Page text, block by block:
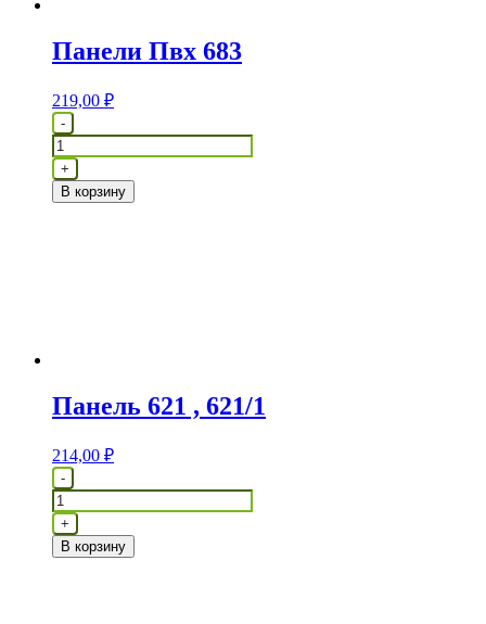
Панели Пвх 683
219,00 ₽
Количество
товара
Панели
Пвх
683
-
+
В корзину
Панель 621 , 621/1
214,00 ₽
Количество
товара
Панель
621
,
-
+
В корзину